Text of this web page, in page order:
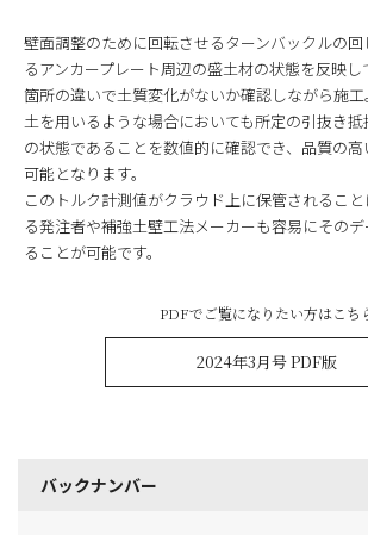
壁面調整のために回転させるターンバックルの
るアンカープレート周辺の盛土材の状態を反映
箇所の違いで土質変化がないか確認しながら施
土を用いるような場合においても所定の引抜き
の状態であることを数値的に確認でき、品質の
可能となります。
このトルク計測値がクラウド上に保管されるこ
る発注者や補強土壁工法メーカーも容易にその
ることが可能です。
PDFでご覧になりたい方はこち
2024年3月号 PDF版
バックナンバー